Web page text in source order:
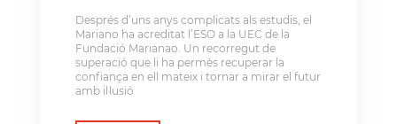
Després d’uns anys complicats als estudis, el
Mariano ha acreditat l’ESO a la UEC de la
Fundació Marianao. Un recorregut de
superació que li ha permès recuperar la
confiança en ell mateix i tornar a mirar el futur
amb il·lusió